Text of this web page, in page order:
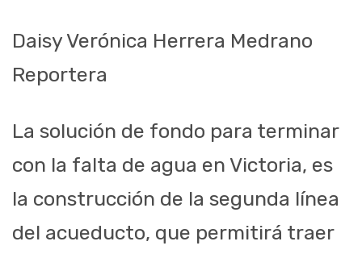
Daisy Verónica Herrera Medrano
Reportera
La solución de fondo para terminar
con la falta de agua en Victoria, es
la construcción de la segunda línea
del acueducto, que permitirá traer